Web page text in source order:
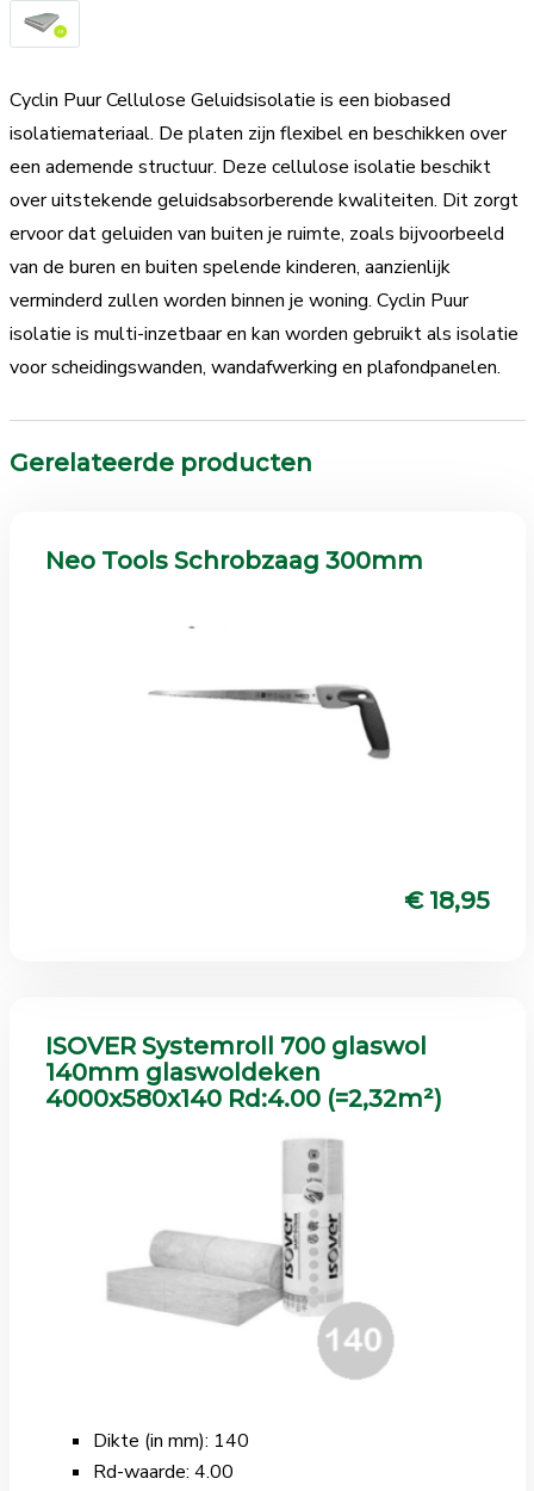
Cyclin Puur Cellulose Geluidsisolatie is een biobased
isolatiemateriaal. De platen zijn flexibel en beschikken over
een ademende structuur. Deze cellulose isolatie beschikt
over uitstekende geluidsabsorberende kwaliteiten. Dit zorgt
ervoor dat geluiden van buiten je ruimte, zoals bijvoorbeeld
van de buren en buiten spelende kinderen, aanzienlijk
verminderd zullen worden binnen je woning. Cyclin Puur
isolatie is multi-inzetbaar en kan worden gebruikt als isolatie
voor scheidingswanden, wandafwerking en plafondpanelen.
Gerelateerde producten
Neo Tools Schrobzaag 300mm
€ 18,95
ISOVER Systemroll 700 glaswol
140mm glaswoldeken
4000x580x140 Rd:4.00 (=2,32m²)
Dikte (in mm): 140
Rd-waarde: 4.00